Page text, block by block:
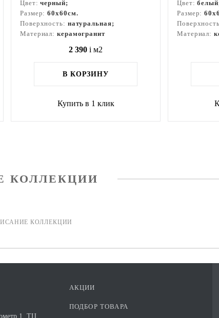
Цвет:черный;
Размер:60x60см.
Поверхность: натуральная;
Материал: керамогранит
2 390 i м2
В КОРЗИНУ
Купить в 1 клик
Цвет:
Размер:
Материал:
КОЛЛЕКЦИИ
1. ТЦ
АКЦИИ
ПОДБОР ТОВАРА